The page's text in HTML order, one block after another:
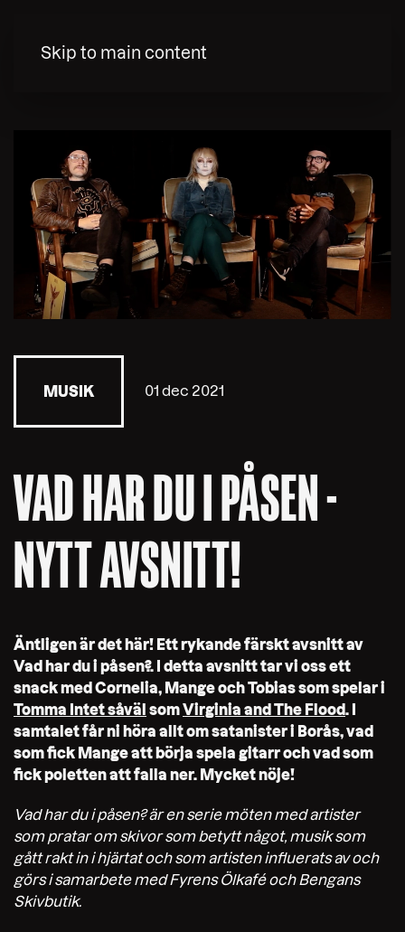
Skip to main content
MUSIK 01 dec 2021
VAD HAR DU I PÅSEN -
NYTT AVSNITT!
Äntligen är det här! Ett rykande färskt avsnitt av
Vad har du i påsen?. I detta avsnitt tar vi oss ett
snack med Cornelia, Mange och Tobias som spelar i
Tomma Intet såväl somVirginia and The Flood. I
samtalet får ni höra allt om satanister i Borås, vad
som fick Mange att börja spela gitarr och vad som
fick poletten att falla ner. Mycket nöje!
Vad har du i påsen? är en serie möten med artister
som pratar om skivor som betytt något, musik som
gått rakt in i hjärtat och som artisten influerats av och
görs i samarbete med Fyrens Ölkafé och Bengans
Skivbutik.